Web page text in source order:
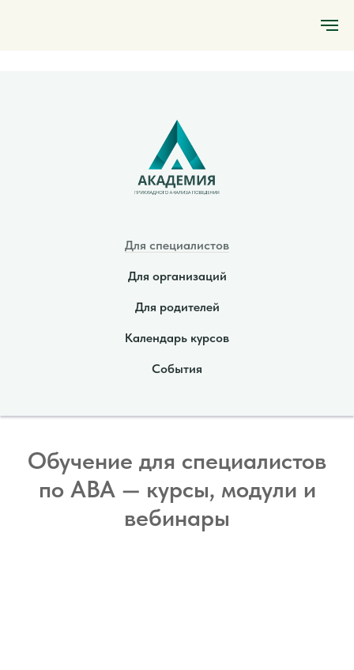
Для специалистов
Для организаций
Для родителей
Календарь курсов
События
Обучение для специалистов
по ABA — курсы, модули и
вебинары